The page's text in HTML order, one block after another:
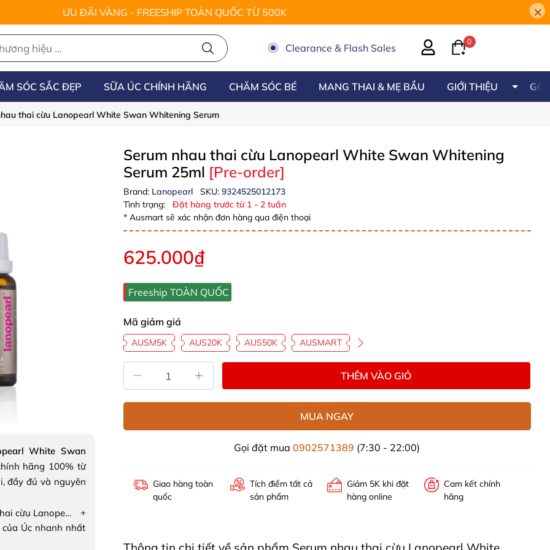
ƯU ĐÃI VÀNG - FREESHIP TOÀN QUỐC TỪ 500K ×
Clearance & Flash Sales
0
SÓC SẮC ĐẸP SỮA ÚC CHÍNH HÃNG CHĂM SÓC BÉ MANG THAI & MẸ BẦU GIỚI THIỆU
thai cừu Lanopearl White Swan Whitening Serum
White Swan
hãng 100% từ
đầy đủ và nguyên
Serum nhau thai cừu Lanopearl White Swan Whitening Serum +
Úc nhanh nhất
Serum nhau thai cừu Lanopearl White Swan Whitening
Serum 25ml [Pre-order]
Brand: Lanopearl SKU: 9324525012173
Tình trạng:
Đặt hàng trước từ 1 - 2 tuần
* Ausmart sẽ xác nhận đơn hàng qua điện thoại
625.000₫
Freeship TOÀN QUỐC
Mã giảm giá
AUSM5K AUS20K AUS50K AUSMART
THÊM VÀO GIỎ
MUA NGAY
Gọi đặt mua0902571389 (7:30 - 22:00)
Giao hàng toàn
quốc
Tích điểm tất cả
sản phẩm
Giảm 5K khi đặt
hàng online
Cam kết chính
hãng